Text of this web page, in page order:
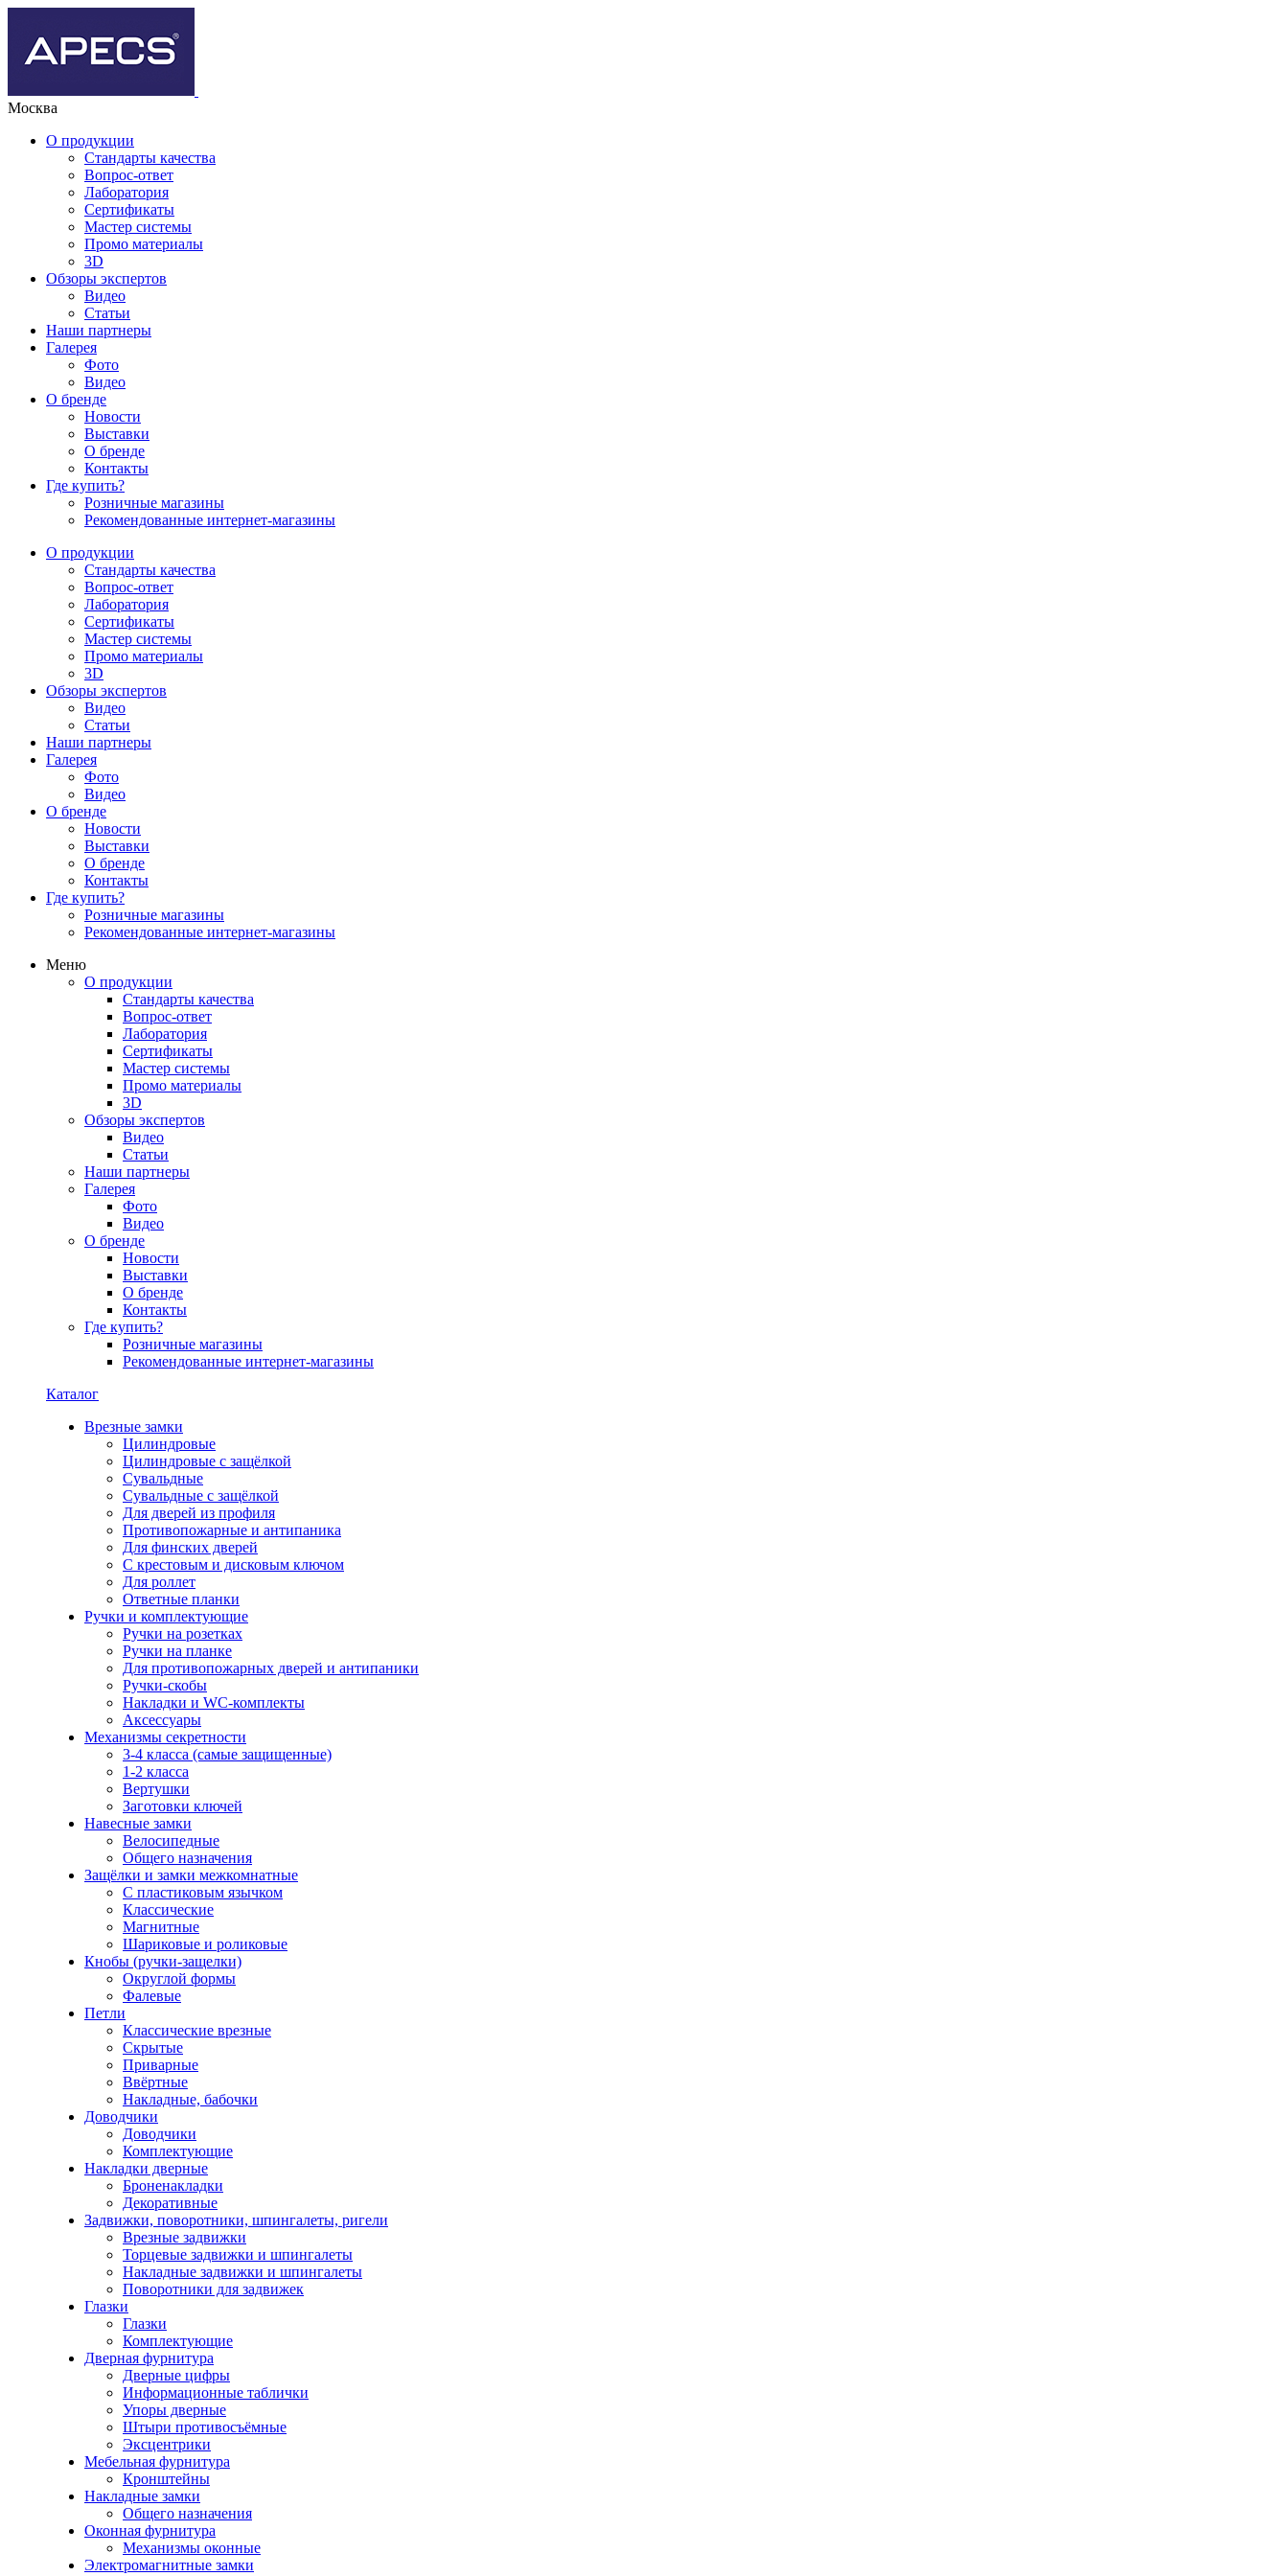
Москва
О продукции
Стандарты качества
Вопрос-ответ
Лаборатория
Сертификаты
Мастер системы
Промо материалы
3D
Обзоры экспертов
Видео
Статьи
Наши партнеры
Галерея
Фото
Видео
О бренде
Новости
Выставки
О бренде
Контакты
Где купить?
Розничные магазины
Рекомендованные интернет-магазины
О продукции
Стандарты качества
Вопрос-ответ
Лаборатория
Сертификаты
Мастер системы
Промо материалы
3D
Обзоры экспертов
Видео
Статьи
Наши партнеры
Галерея
Фото
Видео
О бренде
Новости
Выставки
О бренде
Контакты
Где купить?
Розничные магазины
Рекомендованные интернет-магазины
Меню
О продукции
Стандарты качества
Вопрос-ответ
Лаборатория
Сертификаты
Мастер системы
Промо материалы
3D
Обзоры экспертов
Видео
Статьи
Наши партнеры
Галерея
Фото
Видео
О бренде
Новости
Выставки
О бренде
Контакты
Где купить?
Розничные магазины
Рекомендованные интернет-магазины
Каталог
Врезные замки
Цилиндровые
Цилиндровые с защёлкой
Сувальдные
Сувальдные с защёлкой
Для дверей из профиля
Противопожарные и антипаника
Для финских дверей
С крестовым и дисковым ключом
Для роллет
Ответные планки
Ручки и комплектующие
Ручки на розетках
Ручки на планке
Для противопожарных дверей и антипаники
Ручки-скобы
Накладки и WC-комплекты
Аксессуары
Механизмы секретности
3-4 класса (самые защищенные)
1-2 класса
Вертушки
Заготовки ключей
Навесные замки
Велосипедные
Общего назначения
Защёлки и замки межкомнатные
С пластиковым язычком
Классические
Магнитные
Шариковые и роликовые
Кнобы (ручки-защелки)
Округлой формы
Фалевые
Петли
Классические врезные
Скрытые
Приварные
Ввёртные
Накладные, бабочки
Доводчики
Доводчики
Комплектующие
Накладки дверные
Броненакладки
Декоративные
Задвижки, поворотники, шпингалеты, ригели
Врезные задвижки
Торцевые задвижки и шпингалеты
Накладные задвижки и шпингалеты
Поворотники для задвижек
Глазки
Глазки
Комплектующие
Дверная фурнитура
Дверные цифры
Информационные таблички
Упоры дверные
Штыри противосъёмные
Эксцентрики
Мебельная фурнитура
Кронштейны
Накладные замки
Общего назначения
Оконная фурнитура
Механизмы оконные
Электромагнитные замки